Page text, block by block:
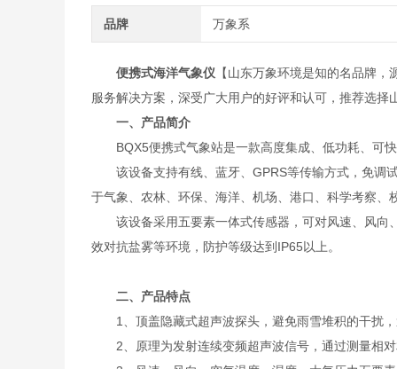
品牌 万象系
便携式海洋气象仪【山东万象环境是知的名品牌，
服务解决方案，深受广大用户的好评和认可，推荐选择
一、产品简介
BQX5便携式气象站是一款高度集成、低功耗、可快
该设备支持有线、蓝牙、GPRS等传输方式，免调试
于气象、农林、环保、海洋、机场、港口、科学考察、
该设备采用五要素一体式传感器，可对风速、风向
效对抗盐雾等环境，防护等级达到IP65以上。
二、产品特点
1、顶盖隐藏式超声波探头，避免雨雪堆积的干扰
2、原理为发射连续变频超声波信号，通过测量相